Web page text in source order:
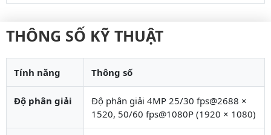
THÔNG SỐ KỸ THUẬT
Tính năng Thông số
Độ phân giải
Độ phân giải 4MP 25/30 fps@2688 ×
1520, 50/60 fps@1080P (1920 × 1080)